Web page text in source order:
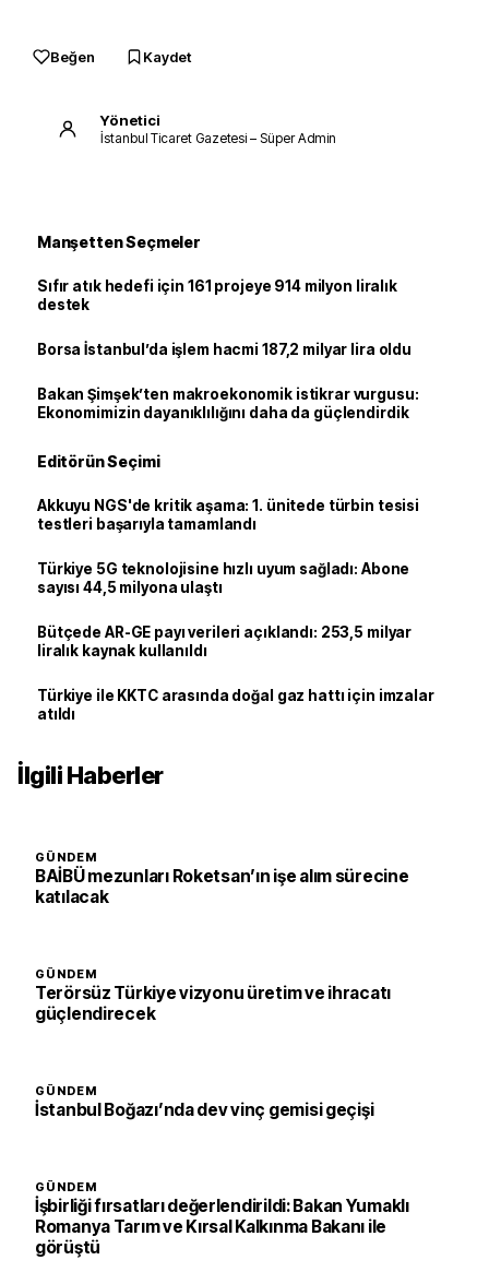
Beğen Kaydet
Yönetici
İstanbul Ticaret Gazetesi – Süper Admin
Manşetten Seçmeler
Sıfır atık hedefi için 161 projeye 914 milyon liralık
destek
Borsa İstanbul’da işlem hacmi 187,2 milyar lira oldu
Bakan Şimşek’ten makroekonomik istikrar vurgusu:
Ekonomimizin dayanıklılığını daha da güçlendirdik
Editörün Seçimi
Akkuyu NGS'de kritik aşama: 1. ünitede türbin tesisi
testleri başarıyla tamamlandı
Türkiye 5G teknolojisine hızlı uyum sağladı: Abone
sayısı 44,5 milyona ulaştı
Bütçede AR-GE payı verileri açıklandı: 253,5 milyar
liralık kaynak kullanıldı
Türkiye ile KKTC arasında doğal gaz hattı için imzalar
atıldı
İlgili Haberler
GÜNDEM
BAİBÜ mezunları Roketsan’ın işe alım sürecine
katılacak
GÜNDEM
Terörsüz Türkiye vizyonu üretim ve ihracatı
güçlendirecek
GÜNDEM
İstanbul Boğazı’nda dev vinç gemisi geçişi
GÜNDEM
İşbirliği fırsatları değerlendirildi: Bakan Yumaklı
Romanya Tarım ve Kırsal Kalkınma Bakanı ile
görüştü